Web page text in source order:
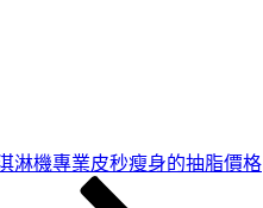
淋機專業皮秒瘦身的抽脂價格